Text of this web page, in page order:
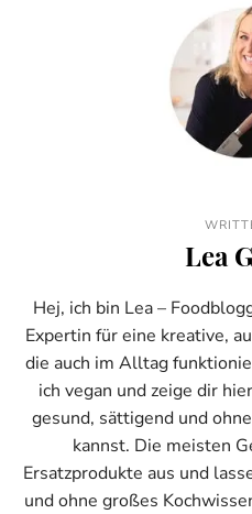
Lea
Hej, ich bin Lea –
Expertin für eine kreative,
die auch im Alltag
ich vegan und zeige dir
gesund, sättigend und
kannst. Die meisten
Ersatzprodukte aus und
und ohne großes